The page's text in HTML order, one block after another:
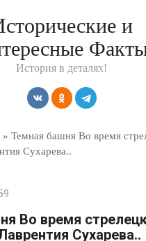
и
История в деталях!
» Темная башня Во время
Сухарева..
Во время
Сухарева..